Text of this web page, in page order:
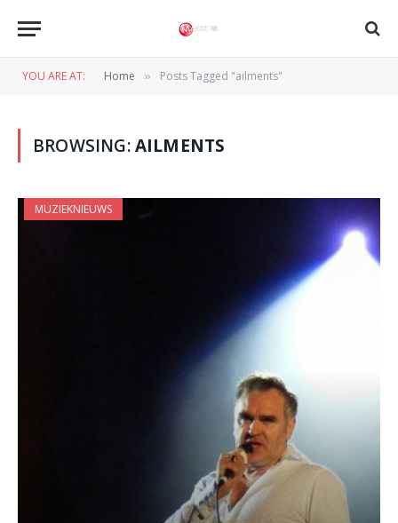
YOU ARE AT: Home » Posts Tagged "ailments"
BROWSING:AILMENTS
MUZIEKNIEUWS